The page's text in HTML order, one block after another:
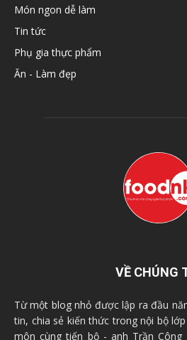
Món ngon dễ làm
Tin tức
Phụ gia thực phẩm
Ăn - Làm đẹp
VỀ CHÚNG
Từ một blog nhỏ được lập ra đầu
tin, chia sẻ kiến thức trong nội bộ
môn cùng tiến bộ - anh Trần